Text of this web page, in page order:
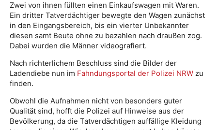
Zwei von ihnen füllten einen Einkaufswagen mit Waren.
Ein dritter Tatverdächtiger bewegte den Wagen zunächst
in den Eingangsbereich, bis ein vierter Unbekannter
diesen samt Beute ohne zu bezahlen nach draußen zog.
Dabei wurden die Männer videografiert.
Nach richterlichem Beschluss sind die Bilder der
Ladendiebe nun im Fahndungsportal der Polizei NRW zu
finden.
Obwohl die Aufnahmen nicht von besonders guter
Qualität sind, hofft die Polizei auf Hinweise aus der
Bevölkerung, da die Tatverdächtigen auffällige Kleidung